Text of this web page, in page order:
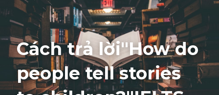
HỌC THỬ
Cách trả lời"How do
people tell stories